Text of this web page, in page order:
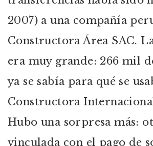
2007) a una compañía
Constructora Área SAC.
era muy grande: 266 mil
ya se sabía para qué se
Constructora
Hubo una sorpresa más:
vinculada con el pago de